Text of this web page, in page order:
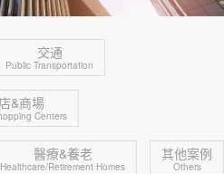
交通
Public Transportation
&商場
Centers
醫療&養老
Healthcare/Retirement Homes
其他案例
Others